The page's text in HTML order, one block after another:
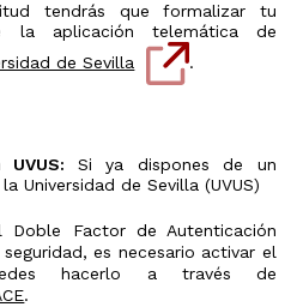
tendrás que formalizar tu
la aplicación telemática de
de Sevilla
.
UVUS: Si ya dispones de un
Universidad de Sevilla (UVUS)
Doble Factor de Autenticación
seguridad, es necesario activar el
hacerlo a través de
.